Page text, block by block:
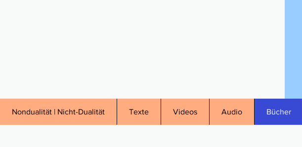
Nondualität | Nicht-Dualität Texte Videos Audio Bücher